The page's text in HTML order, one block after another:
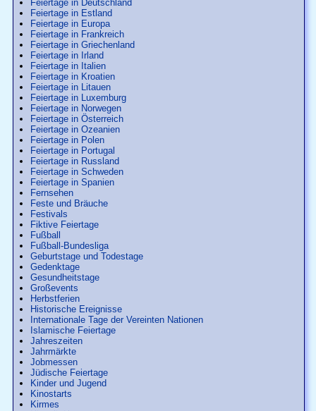
Feiertage in Deutschland
Feiertage in Estland
Feiertage in Europa
Feiertage in Frankreich
Feiertage in Griechenland
Feiertage in Irland
Feiertage in Italien
Feiertage in Kroatien
Feiertage in Litauen
Feiertage in Luxemburg
Feiertage in Norwegen
Feiertage in Österreich
Feiertage in Ozeanien
Feiertage in Polen
Feiertage in Portugal
Feiertage in Russland
Feiertage in Schweden
Feiertage in Spanien
Fernsehen
Feste und Bräuche
Festivals
Fiktive Feiertage
Fußball
Fußball-Bundesliga
Geburtstage und Todestage
Gedenktage
Gesundheitstage
Großevents
Herbstferien
Historische Ereignisse
Internationale Tage der Vereinten Nationen
Islamische Feiertage
Jahreszeiten
Jahrmärkte
Jobmessen
Jüdische Feiertage
Kinder und Jugend
Kinostarts
Kirmes